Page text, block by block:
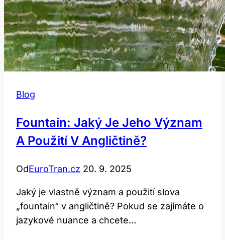
Blog
Fountain: Jaký Je Jeho Význam
A Použití V Angličtině?
OdEuroTran.cz 20. 9. 2025
Jaký je vlastně význam a použití slova
„fountain“ v angličtině? Pokud se zajímáte o
jazykové nuance a chcete…